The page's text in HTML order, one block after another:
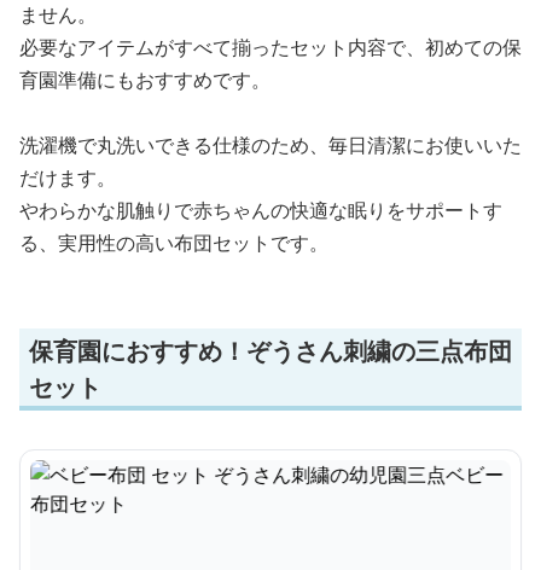
ません。
必要なアイテムがすべて揃ったセット内容で、初めての保
育園準備にもおすすめです。
洗濯機で丸洗いできる仕様のため、毎日清潔にお使いいた
だけます。
やわらかな肌触りで赤ちゃんの快適な眠りをサポートす
る、実用性の高い布団セットです。
保育園におすすめ！ぞうさん刺繍の三点布団
セット